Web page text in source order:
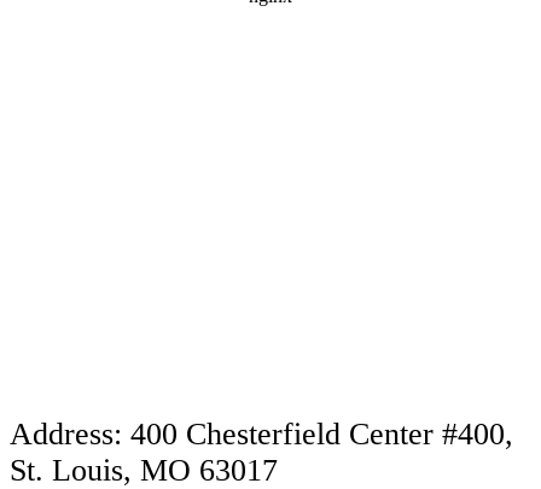
Address: 400 Chesterfield Center #400,
St. Louis, MO 63017